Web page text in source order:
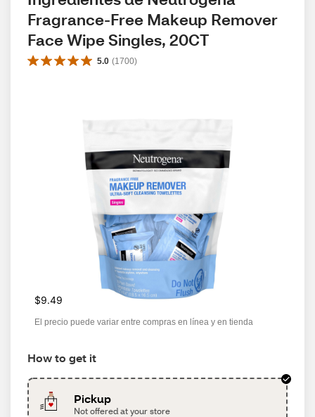
Fragrance-Free Makeup Remover
Face Wipe Singles, 20CT
5.0 (1700)
$9.49
El precio puede variar entre compras en línea y en tienda
How to get it
Pickup
Not offered at your store